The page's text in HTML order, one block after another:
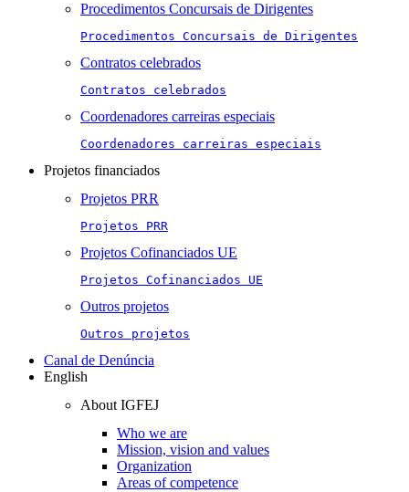
Procedimentos Concursais de Dirigentes
Procedimentos Concursais de Dirigentes
Contratos celebrados
Contratos celebrados
Coordenadores carreiras especiais
Coordenadores carreiras especiais
Projetos financiados
Projetos PRR
Projetos PRR
Projetos Cofinanciados UE
Projetos Cofinanciados UE
Outros projetos
Outros projetos
Canal de Denúncia
English
About IGFEJ
Who we are
Mission, vision and values
Organization
Areas of competence